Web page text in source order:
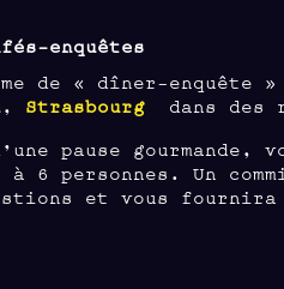
enquêtes
de « dîner-enquête
, Strasbourg dans des
pause
6 personnes. Un
et vous